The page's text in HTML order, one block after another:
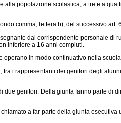
popolazione scolastica, a tre e a
comma, lettera b), del successivo art. 6
dal corrispondente personale di
inferiore a 16 anni compiuti.
in modo continuativo nella
i rappresentanti dei genitori degli
genitori. Della giunta fanno parte di
a far parte della giunta esecutiva